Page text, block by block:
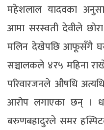
महेशलाल यादवका
आमा सरस्वती देवीले
मलिन देखेपछि आफूसँगै घर
सञ्चालकले ४र५ महिना
परिवारजनले औषधि
आरोप लगाएका छन् ।
बरुणबहादुरले समर